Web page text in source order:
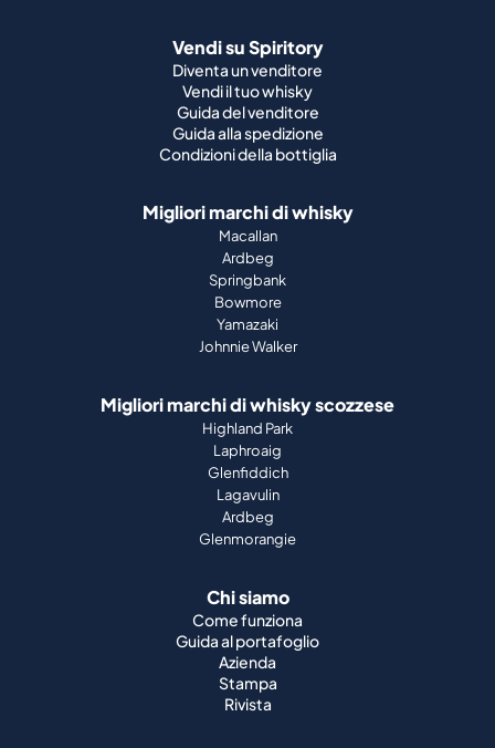
Vendi su Spiritory
Diventa un venditore
Vendi il tuo whisky
Guida del venditore
Guida alla spedizione
Condizioni della bottiglia
Migliori marchi di whisky
Macallan
Ardbeg
Springbank
Bowmore
Yamazaki
Johnnie Walker
Migliori marchi di whisky scozzese
Highland Park
Laphroaig
Glenfiddich
Lagavulin
Ardbeg
Glenmorangie
Chi siamo
Come funziona
Guida al portafoglio
Azienda
Stampa
Rivista